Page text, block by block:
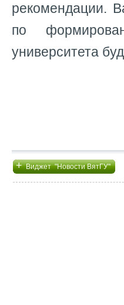
рекомендации.
по
университета
+Виджет "Новости ВятГУ"